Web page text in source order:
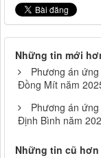
Những tin mới
Phương án
Đồng Mít năm
Phương án
Định Bình năm
Những tin cũ hơn